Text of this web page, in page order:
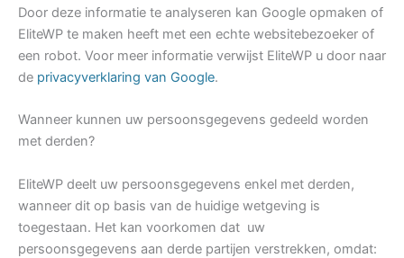
Door deze informatie te analyseren kan Google opmaken of
EliteWP te maken heeft met een echte websitebezoeker of
een robot. Voor meer informatie verwijst EliteWP u door naar
de privacyverklaring van Google.
Wanneer kunnen uw persoonsgegevens gedeeld worden
met derden?
EliteWP deelt uw persoonsgegevens enkel met derden,
wanneer dit op basis van de huidige wetgeving is
toegestaan. Het kan voorkomen dat uw
persoonsgegevens aan derde partijen verstrekken, omdat: